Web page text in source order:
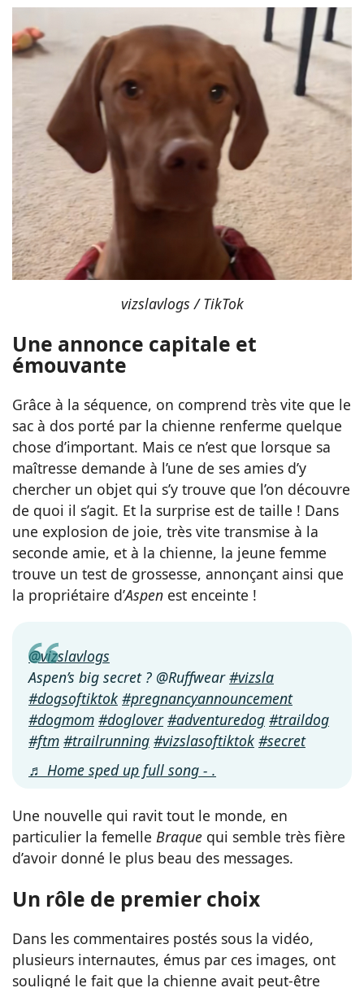
vizslavlogs / TikTok
Une annonce capitale et
émouvante
Grâce à la séquence, on comprend très vite que le
sac à dos porté par la chienne renferme quelque
chose d’important. Mais ce n’est que lorsque sa
maîtresse demande à l’une de ses amies d’y
chercher un objet qui s’y trouve que l’on découvre
de quoi il s’agit. Et la surprise est de taille ! Dans
une explosion de joie, très vite transmise à la
seconde amie, et à la chienne, la jeune femme
trouve un test de grossesse, annonçant ainsi que
la propriétaire d’Aspen est enceinte !
@vizslavlogs
Aspen’s big secret ? @Ruffwear#vizsla
#dogsoftiktok #pregnancyannouncement
#dogmom #doglover #adventuredog #traildog
#ftm #trailrunning #vizslasoftiktok #secret
♬ Home sped up full song - .
Une nouvelle qui ravit tout le monde, en
particulier la femelle Braque qui semble très fière
d’avoir donné le plus beau des messages.
Un rôle de premier choix
Dans les commentaires postés sous la vidéo,
plusieurs internautes, émus par ces images, ont
souligné le fait que la chienne avait peut-être